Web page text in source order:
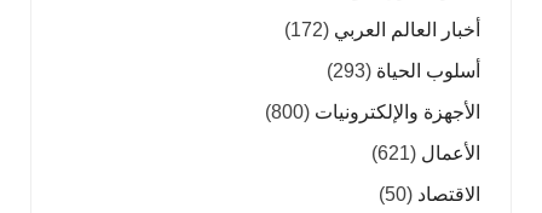
أخبار العالم العربي (172)
أسلوب الحياة (293)
الأجهزة والإلكترونيات (800)
الأعمال (621)
الاقتصاد (50)